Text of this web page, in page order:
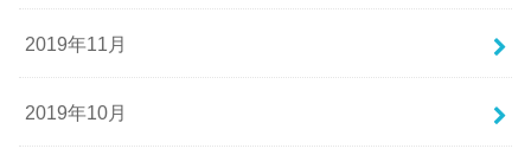
2019年11月
2019年10月